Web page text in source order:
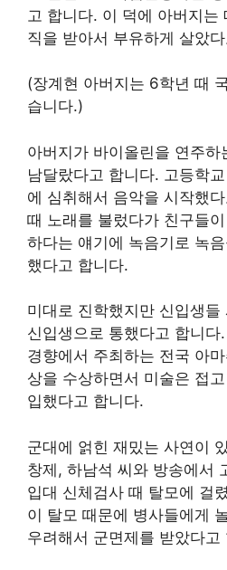
고 합니다. 이 덕에 아버지는
직을 받아서 부유하게 살았
(장계현 아버지는 6학년 때
습니다.)
아버지가 바이올린을 연주하
남달랐다고 합니다. 고등학
에 심취해서 음악을 시작했
때 노래를 불렀다가 친구들
하다는 얘기에 녹음기로 녹
했다고 합니다.
미대로 진학했지만 신입생
신입생으로 통했다고 합니
경향에서 주최하는 전국 아
상을 수상하면서 미술은 접
입했다고 합니다.
군대에 얽힌 재밌는 사연이
창제, 하남석 씨와 방송에서
입대 신체검사 때 탈모에 걸
이 탈모 때문에 병사들에게
우려해서 군면제를 받았다고